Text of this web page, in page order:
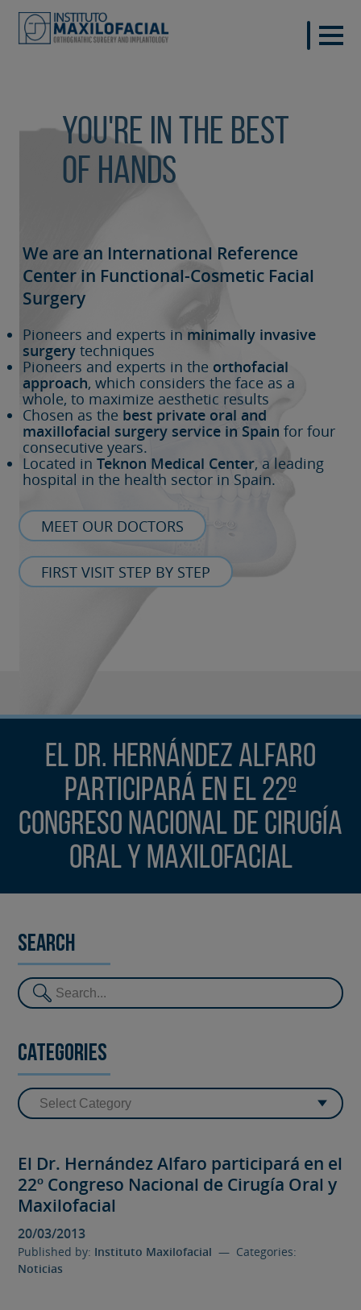
You're in the best
of hands
We are an International Reference
Center in Functional-Cosmetic Facial
Surgery
Pioneers and experts in minimally invasive
surgery techniques
Pioneers and experts in the orthofacial
approach, which considers the face as a
whole, to maximize aesthetic results
Chosen as the best private oral and
maxillofacial surgery service in Spain for four
consecutive years.
Located in Teknon Medical Center, a leading
hospital in the health sector in Spain.
MEET OUR DOCTORS
FIRST VISIT STEP BY STEP
El Dr. Hernández Alfaro
participará en el 22º
Congreso Nacional de Cirugía
Oral y Maxilofacial
Search
Categories
El Dr. Hernández Alfaro participará en el
22º Congreso Nacional de Cirugía Oral y
Maxilofacial
20/03/2013
Published by: Instituto Maxilofacial — Categories:
Noticias